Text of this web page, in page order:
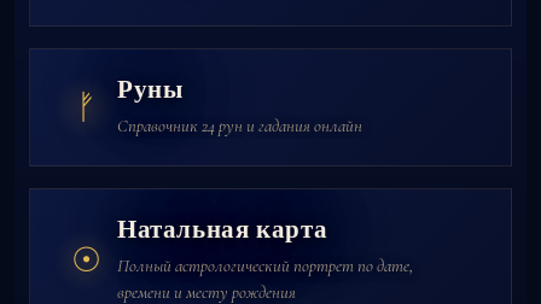
ᚠ Руны
Справочник 24 рун и гадания онлайн
☉
Натальная карта
Полный астрологический портрет по дате,
времени и месту рождения